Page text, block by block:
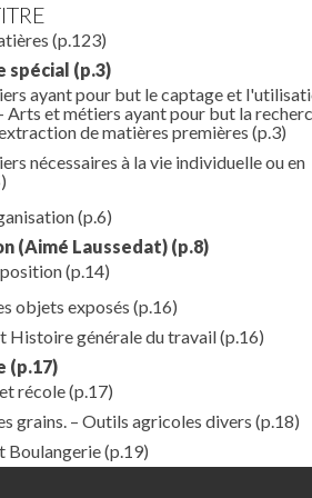
(p.123)
spécial (p.3)
ayant pour but le captage et
Arts et métiers ayant pour but la
de matières premières (p.3)
nécessaires à la vie individuelle ou en
(p.6)
(Aimé Laussedat) (p.8)
(p.14)
objets exposés (p.16)
Histoire générale du travail(p.16)
(p.17)
récole(p.17)
grains. – Outils agricoles divers (p.18)
Boulangerie(p.19)